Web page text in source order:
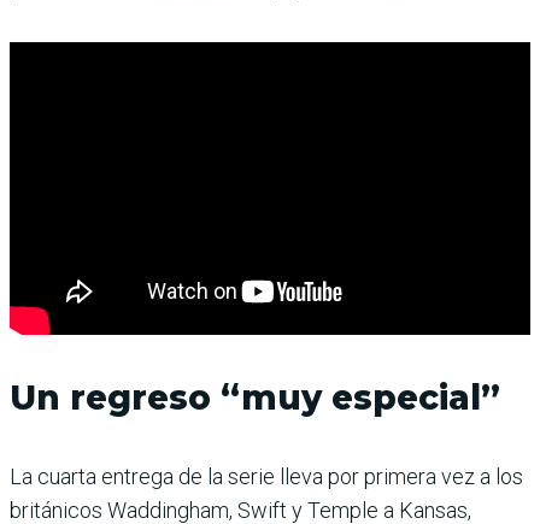
Un regreso “muy especial”
La cuarta entrega de la serie lleva por primera vez a los
británicos Waddingham, Swift y Temple a Kansas,